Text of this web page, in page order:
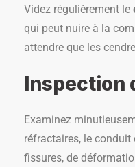
Videz régulièrement le
qui peut nuire à la
attendre que les
Inspection
Examinez
réfractaires, le conduit
fissures, de